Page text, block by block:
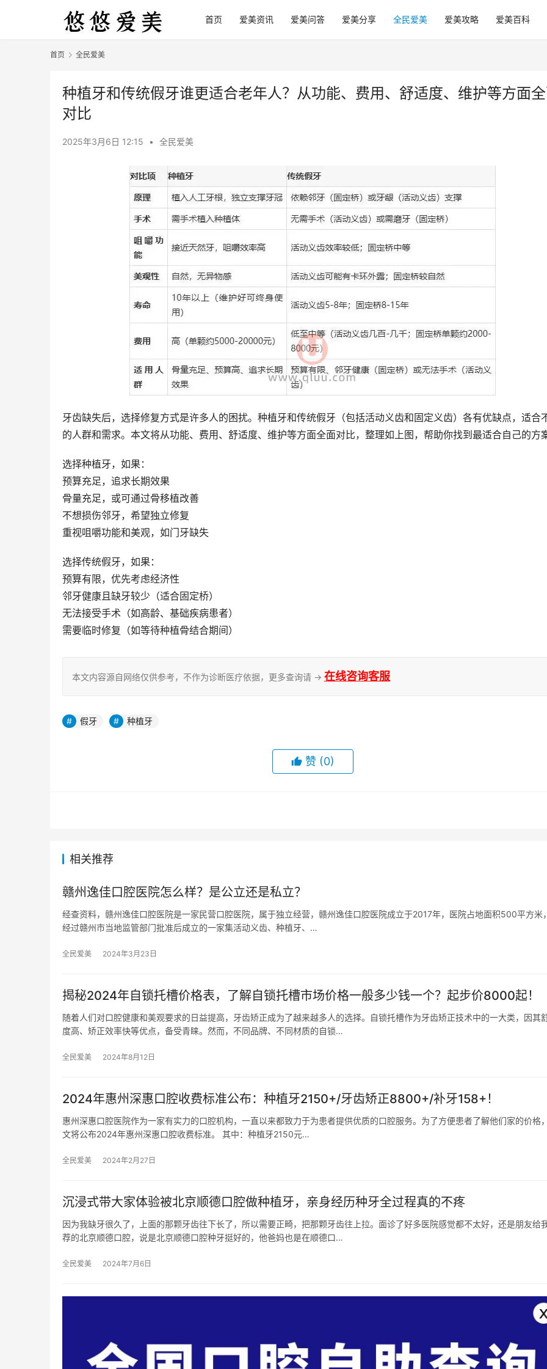
首页 爱美资讯 爱美问答 爱美分享 全民爱美 爱美攻略 爱美百科
首页 全民爱美
种植牙和传统假牙谁更适合老年人？从功能、费用、舒适度、维护等方面
对比
2025年3月6日 12:15 • 全民爱美
牙齿缺失后，选择修复方式是许多人的困扰。种植牙和传统假牙（包括活动义齿和固定义齿）各有优缺点，适合
的人群和需求。本文将从功能、费用、舒适度、维护等方面全面对比，整理如上图，帮助你找到最适合自己的方案
选择种植牙，如果：
预算充足，追求长期效果
骨量充足，或可通过骨移植改善
不想损伤邻牙，希望独立修复
重视咀嚼功能和美观，如门牙缺失
选择传统假牙，如果：
预算有限，优先考虑经济性
邻牙健康且缺牙较少（适合固定桥）
无法接受手术（如高龄、基础疾病患者）
需要临时修复（如等待种植骨结合期间）
本文内容源自网络仅供参考，不作为诊断医疗依据，更多查询请 → 在线咨询客服
假牙 种植牙
赞 (0)
相关推荐
赣州逸佳口腔医院怎么样？是公立还是私立？
经查资料，赣州逸佳口腔医院是一家民营口腔医院，属于独立经营，赣州逸佳口腔医院成立于2017年，医院占地面积500平方米
经过赣州市当地监管部门批准后成立的一家集活动义齿、种植牙、…
全民爱美 2024年3月23日
揭秘2024年自锁托槽价格表，了解自锁托槽市场价格一般多少钱一个？起步价8000起！
随着人们对口腔健康和美观要求的日益提高，牙齿矫正成为了越来越多人的选择。自锁托槽作为牙齿矫正技术中的一大类，因其
度高、矫正效率快等优点，备受青睐。然而，不同品牌、不同材质的自锁…
全民爱美 2024年8月12日
2024年惠州深惠口腔收费标准公布：种植牙2150+/牙齿矫正8800+/补牙158+！
惠州深惠口腔医院作为一家有实力的口腔机构，一直以来都致力于为患者提供优质的口腔服务。为了方便患者了解他们家的价格
文将公布2024年惠州深惠口腔收费标准。 其中：种植牙2150元…
全民爱美 2024年2月27日
沉浸式带大家体验被北京顺德口腔做种植牙，亲身经历种牙全过程真的不疼
因为我缺牙很久了，上面的那颗牙齿往下长了，所以需要正畸，把那颗牙齿往上拉。面诊了好多医院感觉都不太好，还是朋友给
荐的北京顺德口腔，说是北京顺德口腔种牙挺好的，他爸妈也是在顺德口…
全民爱美 2024年7月6日